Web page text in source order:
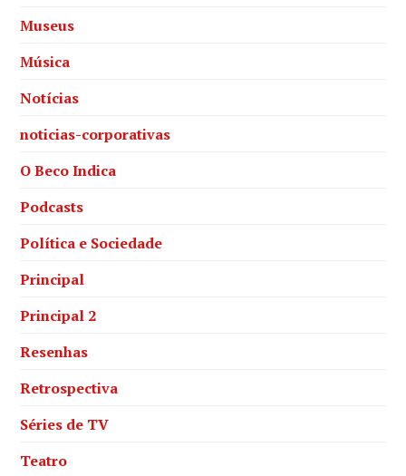
Museus
Música
Notícias
noticias-corporativas
O Beco Indica
Podcasts
Política e Sociedade
Principal
Principal 2
Resenhas
Retrospectiva
Séries de TV
Teatro